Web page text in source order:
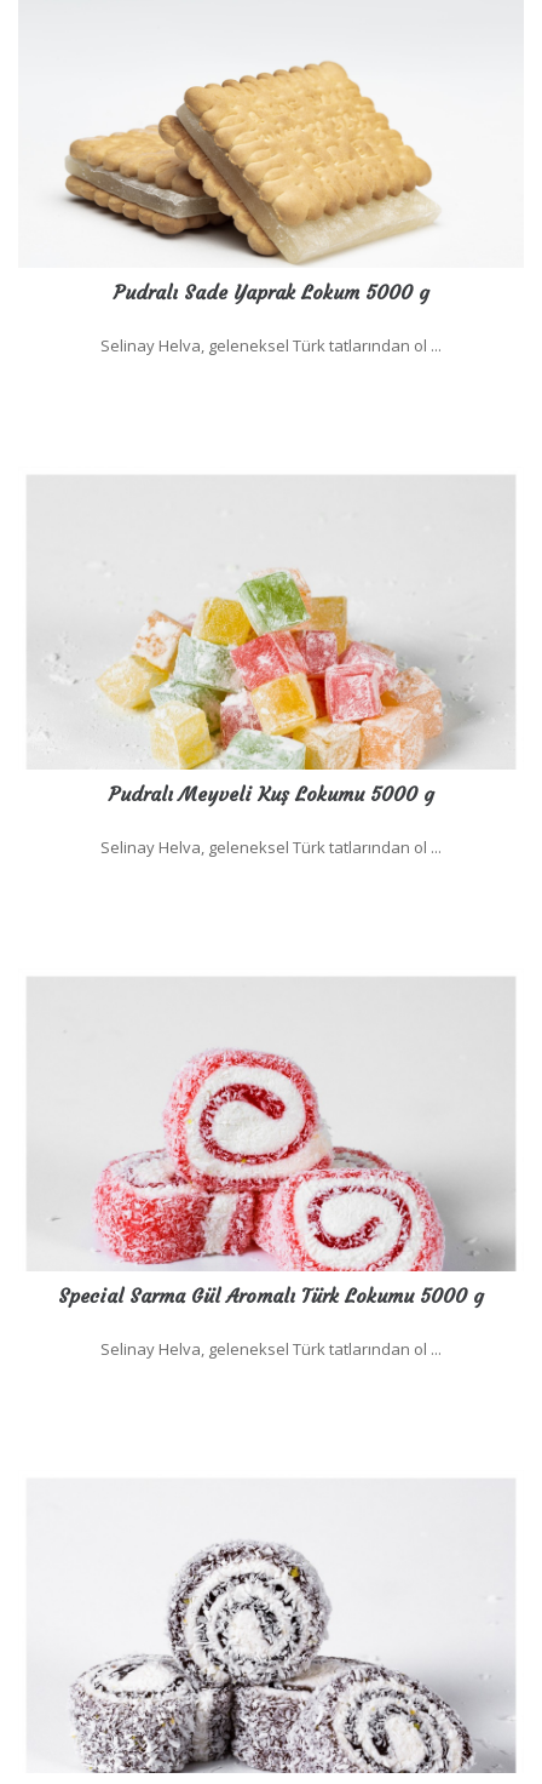
Pudralı Sade Yaprak Lokum 5000 g
Selinay Helva, geleneksel Türk tatlarından ol ...
Pudralı Meyveli Kuş Lokumu 5000 g
Selinay Helva, geleneksel Türk tatlarından ol ...
Special Sarma Gül Aromalı Türk Lokumu 5000 g
Selinay Helva, geleneksel Türk tatlarından ol ...